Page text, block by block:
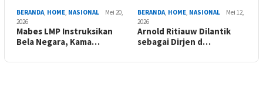
BERANDA, HOME, NASIONAL
Mei 20,
2026
Mabes LMP Instruksikan
Bela Negara, Kama…
BERANDA, HOME, NASIONAL
Mei 12,
2026
Arnold Ritiauw Dilantik
sebagai Dirjen d…